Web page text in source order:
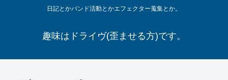
日記とかバンド活動とかエフェクター蒐集とか。
趣味はドライヴ(歪ませる方)です。